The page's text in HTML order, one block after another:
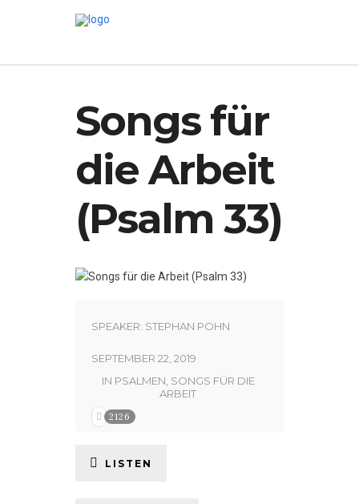
Songs für
die Arbeit
(Psalm 33)
SPEAKER: STEPHAN POHN
SEPTEMBER 22, 2019
IN PSALMEN SONGS FÜR DIE
ARBEIT
2126
LISTEN